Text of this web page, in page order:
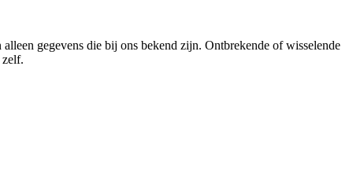
gegevens die bij ons bekend zijn. Ontbrekende of wisselende